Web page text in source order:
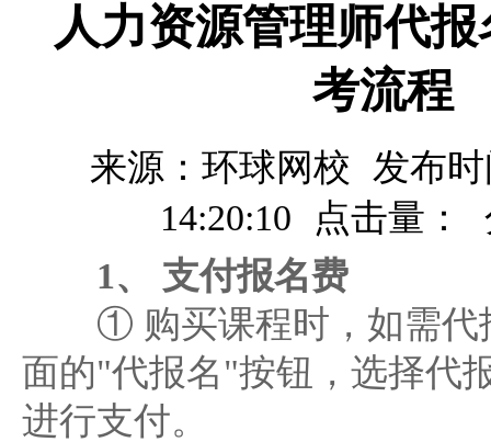
人力资源管理师代
考流程
来源：环球网校
发布时
14:20:10
点击量：
1、 支付报名费
① 购买课程时，如需代
面的"代报名"按钮，选择代
进行支付。